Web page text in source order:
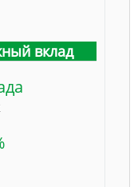
вклад